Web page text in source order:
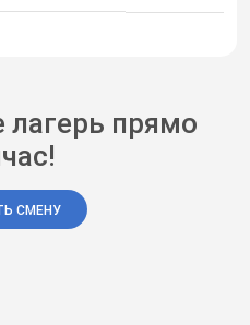
лагерь прямо
СМЕНУ